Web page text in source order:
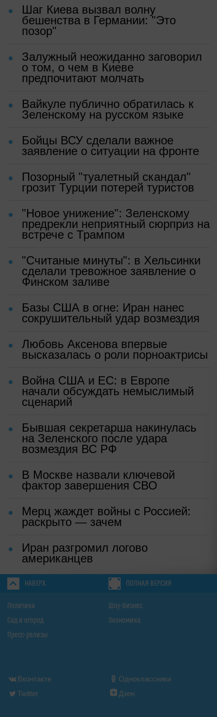
Шаг Киева вызвал волну
бешенства в Германии: "Это
позор"
Залужный неожиданно заговорил
о том, о чем в Киеве
предпочитают молчать
Вайкуле публично обратилась к
Зеленскому на русском языке
Бойцы ВСУ сделали важное
заявление о ситуации на фронте
Позорный "туалетный скандал"
грозит Турции потерей туристов
"Новое унижение": Зеленскому
предрекли неприятный сюрприз на
встрече с Трампом
"Считаные минуты": в Хельсинки
сделали тревожное заявление о
Финском заливе
Базы США в огне: Иран нанес
сокрушительный удар возмездия
Любовь Аксенова впервые
высказалась о роли порноактрисы
Война США и ЕС: в Европе
начали обсуждать немыслимый
сценарий
Бывшая секретарша накинулась
на Зеленского после удара
возмездия ВС РФ
В Москве назвали ключевой
фактор завершения СВО
Мерц жаждет войны с Россией:
раскрыто — зачем
Иран разгромил логово
американцев
НАВЕРХ ПОЛНАЯ ВЕРСИЯ
Политика
Сад и огород
Пресс-релизы
Шоу-бизнес
Экономика
Вконтакте
Одноклассники
Twitter
Дзен